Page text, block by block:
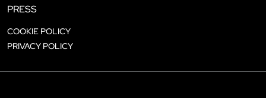
PRESS
COOKIE POLICY
PRIVACY POLICY